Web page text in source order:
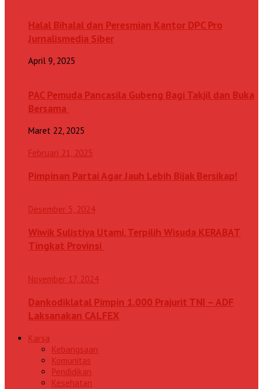
Halal Bihalal dan Peresmian Kantor DPC Pro
Jurnalismedia Siber
April 9, 2025
PAC Pemuda Pancasila Gubeng Bagi Takjil dan Buka
Bersama
Maret 22, 2025
Februari 21, 2025
Pimpinan Partai Agar Jauh Lebih Bijak Bersikap!
Desember 5, 2024
Wiwik Sulistiya Utami, Terpilih Wisuda KERABAT
Tingkat Provinsi
November 17, 2024
Dankodiklatal Pimpin 1.000 Prajurit TNI – ADF
Laksanakan CALFEX
Karsa
Kebangsaan
Komunitas
Pendidikan
Kesehatan